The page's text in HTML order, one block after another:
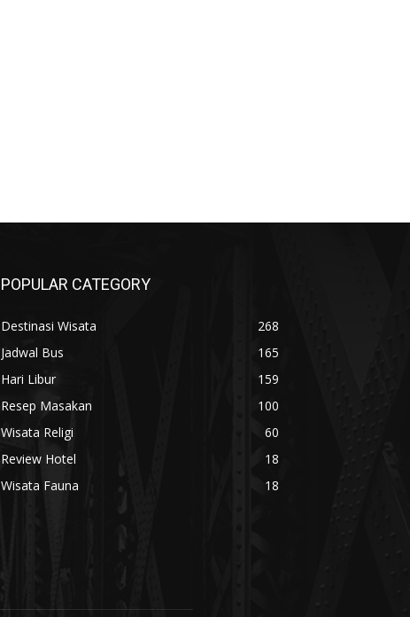
POPULAR CATEGORY
Destinasi Wisata
268
Jadwal Bus
165
Hari Libur
159
Resep Masakan
100
Wisata Religi
60
Review Hotel
18
Wisata Fauna
18